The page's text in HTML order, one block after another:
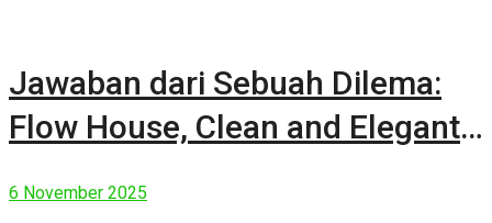
Jawaban dari Sebuah Dilema:
Flow House, Clean and Elegant
6 November 2025